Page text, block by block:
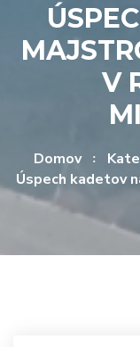
V
Domov
Úspech kadetov